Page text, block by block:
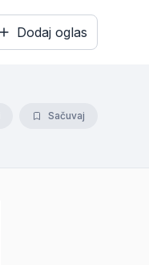
Dodaj oglas
Sačuvaj